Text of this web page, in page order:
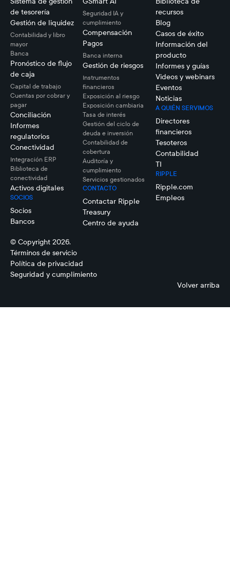
de tesorería
Gestión de liquidez
Contabilidad y libro
mayor
Banca
Pronóstico de flujo
de caja
Capital de trabajo
Cuentas por cobrar y
pagar
Conciliación
Informes
regulatorios
Conectividad
Integración ERP
Biblioteca de
conectividad
Activos digitales
SOCIOS
Socios
Bancos
Seguridad IA y
cumplimiento
Compensación
Pagos
Banca interna
Gestión de riesgos
Instrumentos
financieros
Exposición al riesgo
Exposición cambiaria
Tasa de interés
Gestión del ciclo de
deuda e inversión
Contabilidad de
cobertura
Auditoría y
cumplimiento
Servicios gestionados
CONTACTO
Contactar Ripple
Treasury
Centro de ayuda
recursos
Blog
Casos de éxito
Información del
producto
Informes y guías
Videos y webinars
Eventos
Noticias
A QUIÉN SERVIMOS
Directores
financieros
Tesoteros
Contabilidad
TI
RIPPLE
Ripple.com
Empleos
© Copyright 2026.
Términos de servicio
Política de privacidad
Seguridad y cumplimiento
Volver arriba